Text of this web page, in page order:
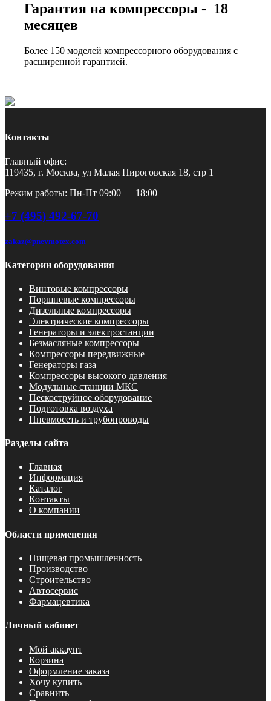
Гарантия на компрессоры - 18
месяцев
Более 150 моделей компрессорного оборудования с
расширенной гарантией.
Контакты
Главный офис:
119435, г. Москва, ул Малая Пироговская 18, стр 1
Режим работы: Пн-Пт 09:00 — 18:00
+7 (495) 492-67-70
zakaz@pnevmotex.com
Категории оборудования
Винтовые компрессоры
Поршневые компрессоры
Дизельные компрессоры
Электрические компрессоры
Генераторы и электростанции
Безмасляные компрессоры
Компрессоры передвижные
Генераторы газа
Компрессоры высокого давления
Модульные станции МКС
Пескоструйное оборудование
Подготовка воздуха
Пневмосеть и трубопроводы
Разделы сайта
Главная
Информация
Каталог
Контакты
О компании
Области применения
Пищевая промышленность
Производство
Строительство
Автосервис
Фармацевтика
Личный кабинет
Мой аккаунт
Корзина
Оформление заказа
Хочу купить
Сравнить